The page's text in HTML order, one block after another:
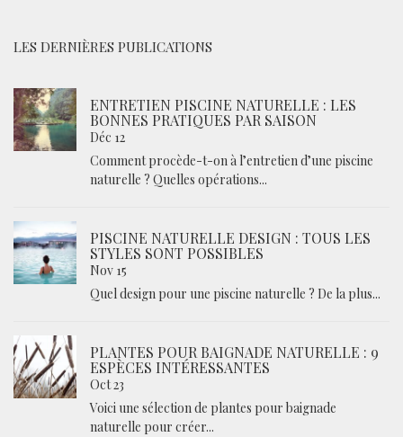
LES DERNIÈRES PUBLICATIONS
ENTRETIEN PISCINE NATURELLE : LES
BONNES PRATIQUES PAR SAISON
Déc 12
Comment procède-t-on à l’entretien d’une piscine
naturelle ? Quelles opérations...
PISCINE NATURELLE DESIGN : TOUS LES
STYLES SONT POSSIBLES
Nov 15
Quel design pour une piscine naturelle ? De la plus...
PLANTES POUR BAIGNADE NATURELLE : 9
ESPÈCES INTÉRESSANTES
Oct 23
Voici une sélection de plantes pour baignade
naturelle pour créer...